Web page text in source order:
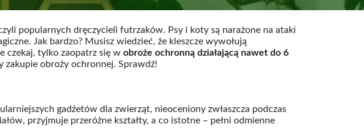
popularnych dręczycieli futrzaków. Psy i koty są narażone na ataki
Jak bardzo? Musisz wiedzieć, że kleszcze wywołują
czekaj, tylko zaopatrz się w obroże ochronną działającą nawet do 6
obroży ochronnej. Sprawdź!
gadżetów dla zwierząt, nieoceniony zwłaszcza podczas
przyjmuje przeróżne kształty, a co istotne – pełni odmienne